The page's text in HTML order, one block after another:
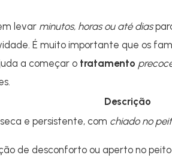
levar minutos, horas ou até dias
É muito importante que os
a começar o tratamento
Descrição
e persistente, com chiado no
de desconforto ou aperto no peito